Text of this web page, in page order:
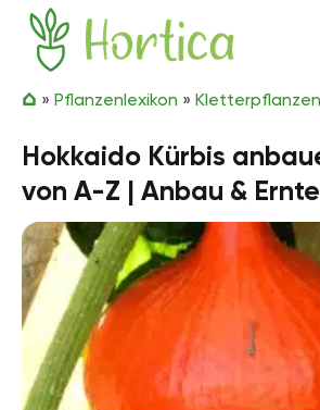
Zum Inhalt springen
Hortica
» Pflanzenlexikon » Kletterpflanzen
Hokkaido Kürbis
von A-Z | Anbau & Ernte